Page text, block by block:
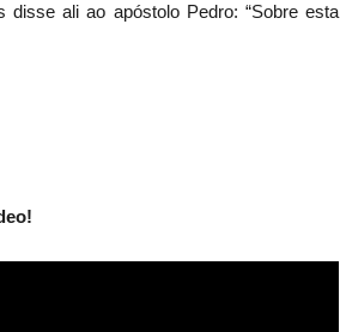
ali ao apóstolo Pedro: “Sobre esta